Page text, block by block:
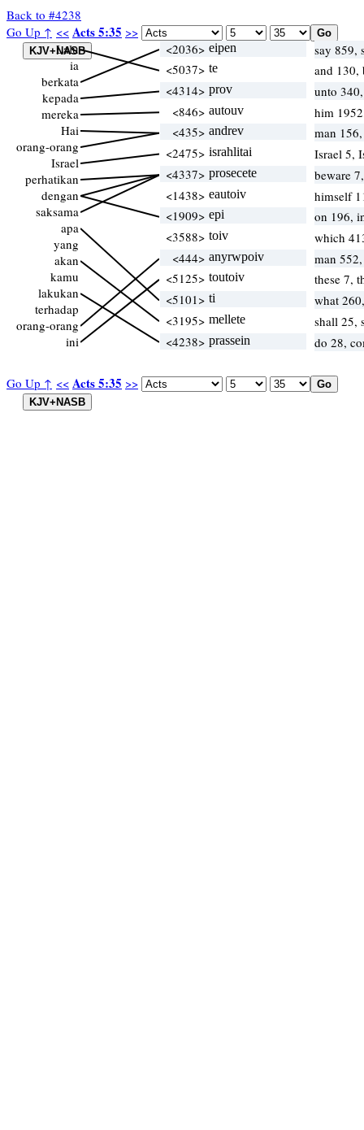
Back to #4238
Go Up ↑ << Acts 5:35 >>
Go Up ↑ << Acts 5:35 >>
Lalu
ia
berkata
kepada
mereka
Hai
orang-orang
Israel
perhatikan
dengan
saksama
apa
yang
akan
kamu
lakukan
terhadap
orang-orang
ini
<2036> eipen
say 859,
<5037> te
and
<4314> prov
unto
<846> autouv
him
<435> andrev
man
<2475> israhlitai
Israel 5,
<4337> prosecete
beware
<1438> eautoiv
himself
<1909> epi
on 196,
<3588> toiv
which
<444> anyrwpoiv
man
<5125> toutoiv
these 7,
<5101> ti
what
<3195> mellete
shall 25,
<4238> prassein do 28,